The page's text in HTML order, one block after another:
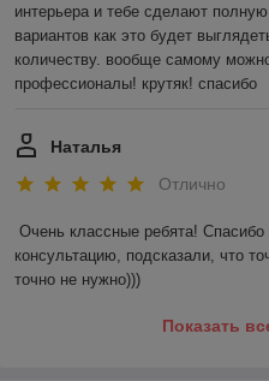
интерьера и тебе сделают
вариантов как это будет
количеству. вообще самому
профессионалы! крутяк! спасибо
Наталья
Отлично
Очень классные ребята!
консультацию, подсказали, что
точно не нужно)))
Показать